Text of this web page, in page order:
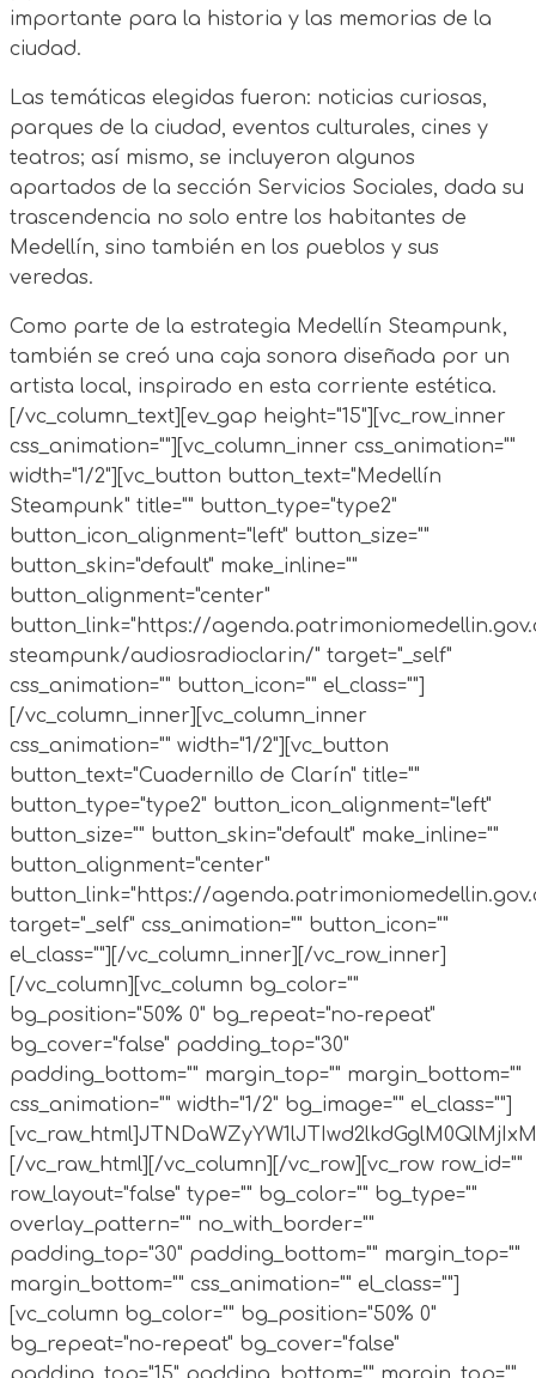
importante para la historia y las memorias de la
ciudad.
Las temáticas elegidas fueron: noticias curiosas,
parques de la ciudad, eventos culturales, cines y
teatros; así mismo, se incluyeron algunos
apartados de la sección Servicios Sociales, dada su
trascendencia no solo entre los habitantes de
Medellín, sino también en los pueblos y sus
veredas.
Como parte de la estrategia Medellín Steampunk,
también se creó una caja sonora diseñada por un
artista local, inspirado en esta corriente estética.
[/vc_column_text][ev_gap height="15"][vc_row_inner
css_animation=""][vc_column_inner css_animation=""
width="1/2"][vc_button button_text="Medellín
Steampunk" title="" button_type="type2"
button_icon_alignment="left" button_size=""
button_skin="default" make_inline=""
button_alignment="center"
button_link="https://
steampunk/audiosradioclarin/" target="_self"
css_animation="" button_icon="" el_class=""]
[/vc_column_inner][vc_column_inner
css_animation="" width="1/2"][vc_button
button_text="Cuadernillo de Clarín" title=""
button_type="type2" button_icon_alignment="left"
button_size="" button_skin="default" make_inline=""
button_alignment="center"
button_link="https://
target="_self" css_animation="" button_icon=""
el_class=""][/vc_column_inner][/vc_row_inner]
[/vc_column][vc_column bg_color=""
bg_position="50% 0" bg_repeat="no-repeat"
bg_cover="false" padding_top="30"
padding_bottom="" margin_top="" margin_bottom=""
css_animation="" width="1/2" bg_image="" el_class=""]
[/vc_raw_html][/vc_column][/vc_row][vc_row row_id=""
row_layout="false" type="" bg_color="" bg_type=""
overlay_pattern="" no_with_border=""
padding_top="30" padding_bottom="" margin_top=""
margin_bottom="" css_animation="" el_class=""]
[vc_column bg_color="" bg_position="50% 0"
bg_repeat="no-repeat" bg_cover="false"